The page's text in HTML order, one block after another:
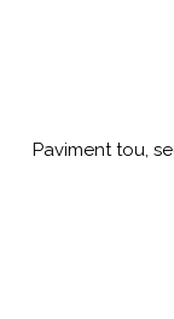
Paviment tou,